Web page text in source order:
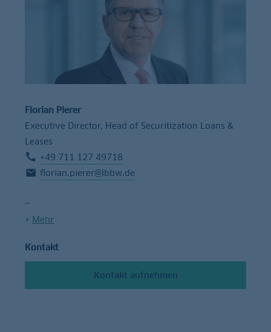
Florian Pierer
Executive Director, Head of Securitization Loans &
Leases
+49 711 127 49718
florian.pierer@lbbw.de
+ Mehr
Kontakt
Kontakt aufnehmen